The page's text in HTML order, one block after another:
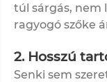
túl sárgás, nem
ragyogó szőke
2. Hosszú
Senki sem